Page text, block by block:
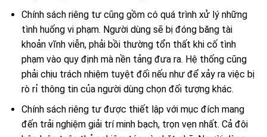
Chính sách riêng tư cũng gồm có quá trình xử lý những
tình huống vi phạm. Người dùng sẽ bị đóng băng tài
khoản vĩnh viễn, phải bồi thường tổn thất khi cố tình
phạm vào quy định mà nền tảng đưa ra. Hệ thống cũng
phải chịu trách nhiệm tuyệt đối nếu như để xảy ra việc bị
rò rỉ thông tin của người dùng chọn đối tượng khác.
Chính sách riêng tư được thiết lập với mục đích mang
đến trải nghiệm giải trí minh bạch, trọn vẹn nhất. Cả đôi